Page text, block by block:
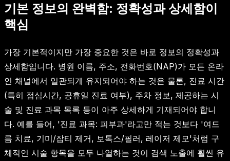
기본 정보의 완벽함: 정확성과 상세함이
핵심
가장 기본적이지만 가장 중요한 것은 바로 정보의 정확성과
상세함입니다. 병원 이름, 주소, 전화번호(NAP)가 모든 온라
인 채널에서 일관되게 유지되어야 하는 것은 물론, 진료 시간
(특히 점심시간, 공휴일 진료 여부), 주차 정보, 제공하는 시
술 및 진료 과목 목록 등이 아주 상세하게 기재되어야 합니
다. 예를 들어, '진료 과목: 피부과'라고만 적는 것보다 '여드
름 치료, 기미/잡티 제거, 보톡스/필러, 레이저 제모'처럼 구
체적인 시술 항목을 모두 나열하는 것이 검색 노출에 훨씬 유